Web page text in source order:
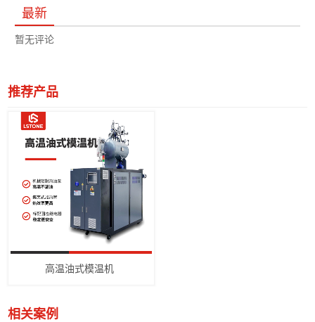
最新
暂无评论
推荐产品
高温油式模温机
相关案例